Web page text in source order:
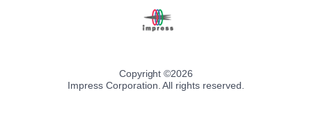
Copyright ©2026
Impress Corporation. All rights reserved.